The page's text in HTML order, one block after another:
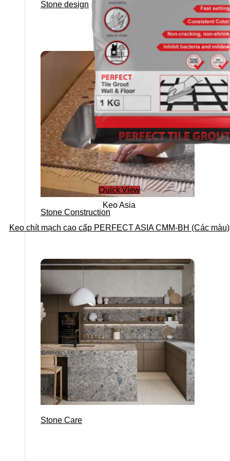
Stone design
Stone Construction
Stone Care
Quick View
Keo Asia
Keo chít mạch cao cấp PERFECT ASIA CMM-BH (Các màu)